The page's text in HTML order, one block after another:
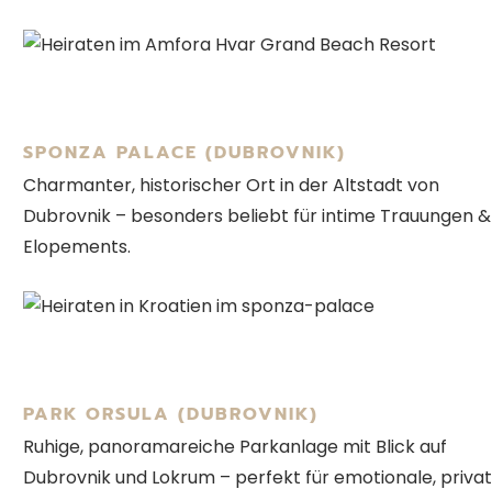
SPONZA PALACE (DUBROVNIK)
Charmanter, historischer Ort in der Altstadt von
Dubrovnik – besonders beliebt für intime Trauungen &
Elopements.
PARK ORSULA (DUBROVNIK)
Ruhige, panoramareiche Parkanlage mit Blick auf
Dubrovnik und Lokrum – perfekt für emotionale,